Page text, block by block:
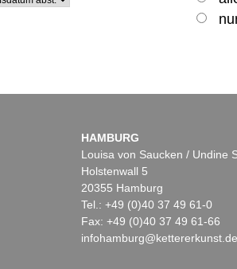
HAMBURG
Louisa von Saucken / Undine
Holstenwall 5
20355 Hamburg
Tel.: +49 (0)40 37 49 61-0
Fax: +49 (0)40 37 49 61-66
infohamburg@kettererkunst.de